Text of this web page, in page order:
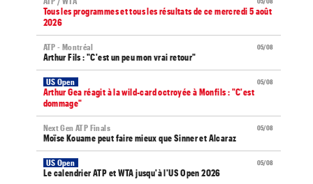
05/08
Tous les programmes et tous les résultats de ce mercredi 5 août
2026
05/08
ATP - Montréal
Arthur Fils : "C'est un peu mon vrai retour"
05/08
US Open
Arthur Gea réagit à la wild-card octroyée à Monfils : "C'est
dommage"
05/08
Next Gen ATP Finals
Moïse Kouame peut faire mieux que Sinner et Alcaraz
05/08
US Open
Le calendrier ATP et WTA jusqu'à l'US Open 2026